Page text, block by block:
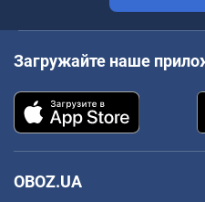
Загружайте наше
OBOZ.UA